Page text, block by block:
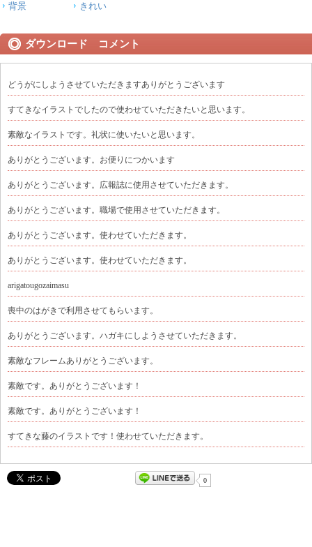
背景
きれい
ダウンロード コメント
どうがにしようさせていただきますありがとうございます
すてきなイラストでしたので使わせていただきたいと思います。
素敵なイラストです。礼状に使いたいと思います。
ありがとうございます。お便りにつかいます
ありがとうございます。広報誌に使用させていただきます。
ありがとうございます。職場で使用させていただきます。
ありがとうございます。使わせていただきます。
ありがとうございます。使わせていただきます。
arigatougozaimasu
喪中のはがきで利用させてもらいます。
ありがとうございます。ハガキにしようさせていただきます。
素敵なフレームありがとうございます。
素敵です。ありがとうございます！
素敵です。ありがとうございます！
すてきな藤のイラストです！使わせていただきます。
0